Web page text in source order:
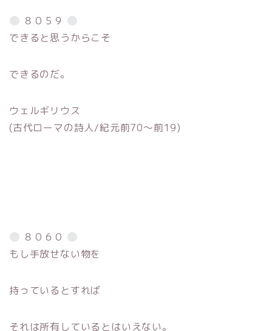
８０５９
できると思うからこそ
できるのだ。
ウェルギリウス
(古代ローマの詩人/紀元前70〜前19)
８０６０
もし手放せない物を
持っているとすれば
それは所有しているとはいえない。